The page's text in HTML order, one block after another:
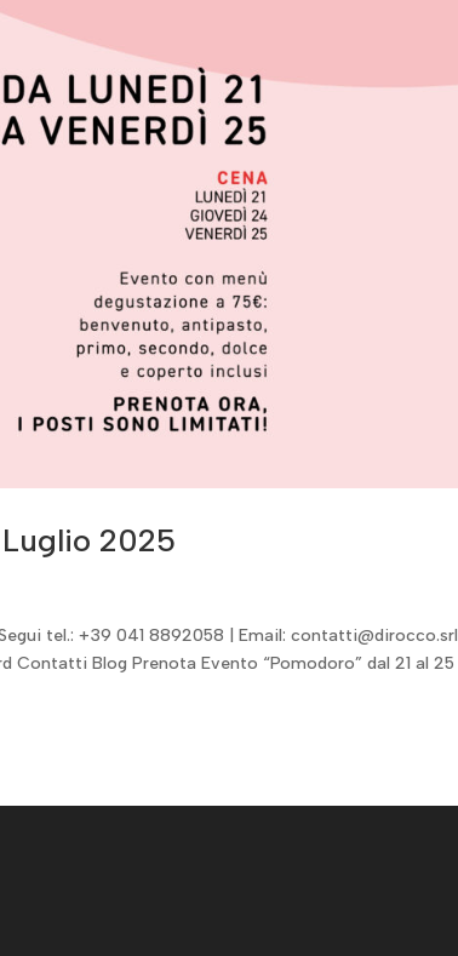
2025
tel.: +39 041 8892058 | Email: contatti@dirocco.srl
Contatti Blog Prenota Evento “Pomodoro” dal 21 al 25